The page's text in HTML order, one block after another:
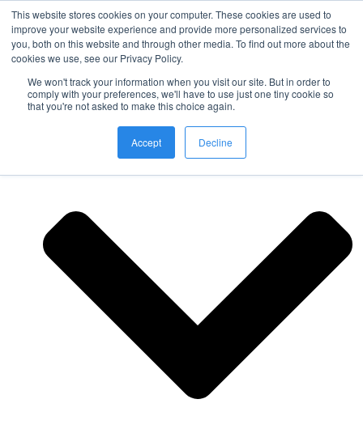
This website stores cookies on your computer. These cookies are used to
improve your website experience and provide more personalized services to
you, both on this website and through other media. To find out more about the
cookies we use, see our Privacy Policy.
We won't track your information when you visit our site. But in order to
comply with your preferences, we'll have to use just one tiny cookie so
that you're not asked to make this choice again.
Accept Decline
Nordic Sports Reutlingen
Navigation umschalten
Fitness